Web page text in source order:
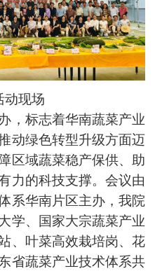
动现场
标志着华南蔬菜产业
动绿色转型升级方面迈
区域蔬菜稳产保供、助
力的科技支撑。会议由
系华南片区主办，我院
学、国家大宗蔬菜产业
、叶菜高效栽培岗、花
省蔬菜产业技术体系共